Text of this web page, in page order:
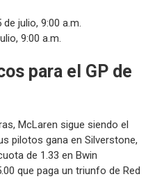
julio, 9:00 a.m.
9:00 a.m.
para el GP de
McLaren sigue siendo el
pilotos gana en Silverstone,
de 1.33 en Bwin
que paga un triunfo de Red